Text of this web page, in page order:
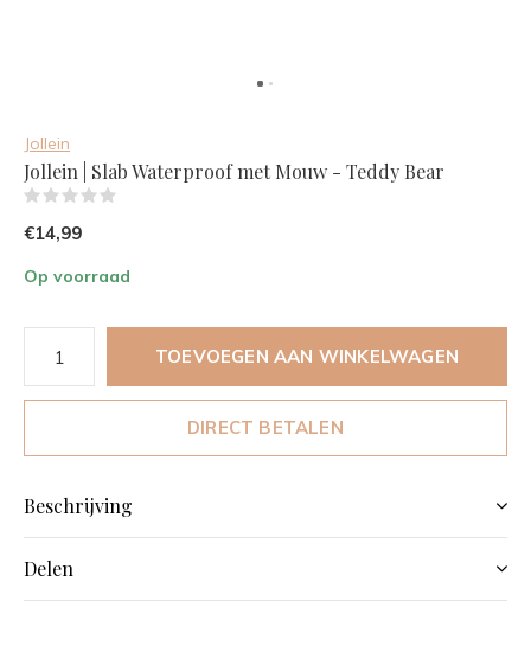
Jollein
Jollein | Slab Waterproof met Mouw - Teddy Bear
€14,99
Op voorraad
TOEVOEGEN AAN WINKELWAGEN
DIRECT BETALEN
Beschrijving
Delen